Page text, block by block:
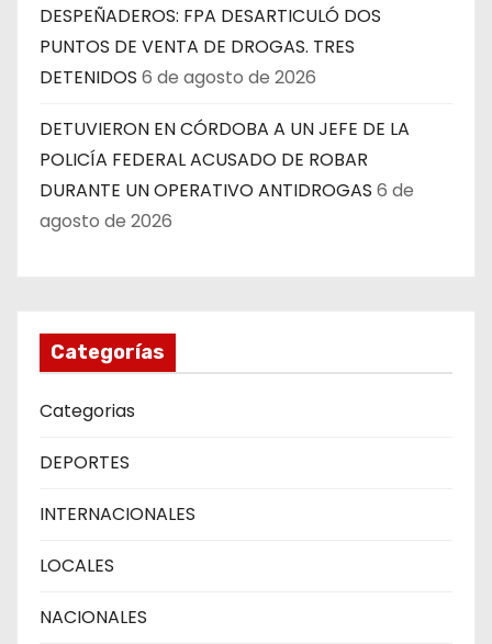
DESPEÑADEROS: FPA DESARTICULÓ DOS
PUNTOS DE VENTA DE DROGAS. TRES
DETENIDOS 6 de agosto de 2026
DETUVIERON EN CÓRDOBA A UN JEFE DE LA
POLICÍA FEDERAL ACUSADO DE ROBAR
DURANTE UN OPERATIVO ANTIDROGAS 6 de
agosto de 2026
Categorías
Categorias
DEPORTES
INTERNACIONALES
LOCALES
NACIONALES